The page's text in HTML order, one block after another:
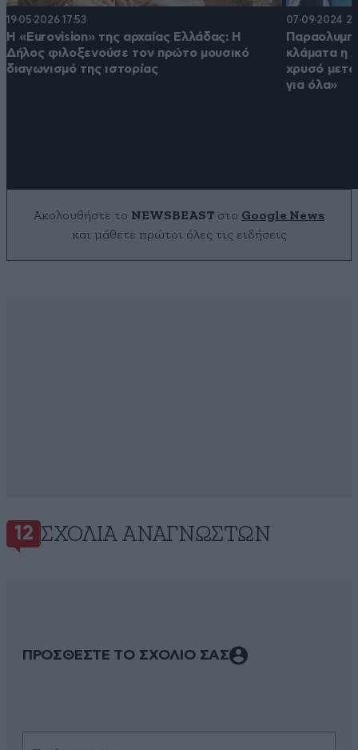
19·05·2026 17:53
Η «Eurovision» της αρχαίας Ελλάδας: Η
Δήλος φιλοξενούσε τον πρώτο μουσικό
διαγωνισμό της ιστορίας
07·09·2024
κλάματα η
χρυσό
για όλα»
Ακολουθήστε το NEWSBEAST στο Google News
και μάθετε πρώτοι όλες τις ειδήσεις
12 ΣΧΌΛΙΑ ΑΝΑΓΝΩΣΤΏΝ
ΠΡΟΣΘΕΣΤΕ ΤΟ ΣΧΟΛΙΟ ΣΑΣ